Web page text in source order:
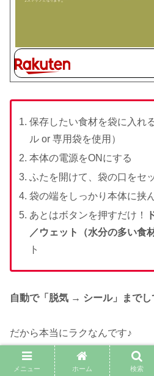
保存したい食材を袋に入れ
ル or 専用袋を使用）
本体の電源をONにする
ふたを開けて、袋の口をセ
袋の端をしっかり本体に挟
あとはボタンを押すだけ！
／ウェット（水分の多い食材
ト
自動で「脱気 → シール」までし
だから本当にラクなんです♪
メニュー ホーム 検索